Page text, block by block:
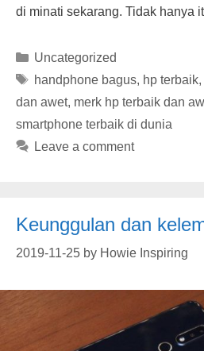
di minati sekarang. Tidak hanya
Categories
Uncategorized
Tags
handphone bagus, hp terbaik,
dan awet, merk hp terbaik dan
smartphone terbaik di dunia
Leave a comment
Keunggulan dan
2019-11-25 by Howie Inspiring